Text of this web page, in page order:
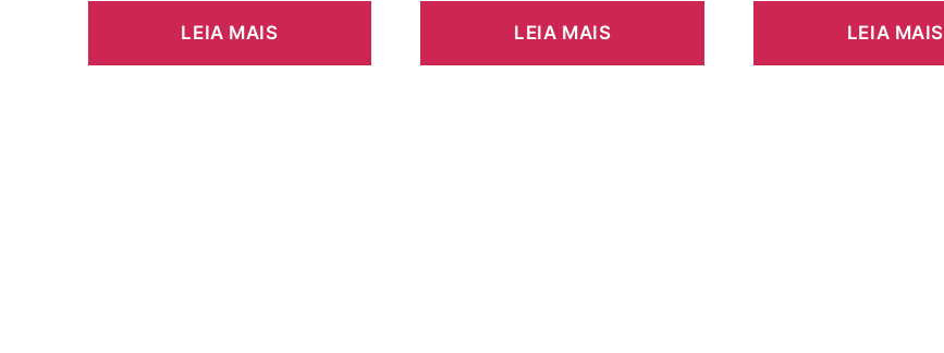
LEIA MAIS LEIA MAIS LEIA MAIS